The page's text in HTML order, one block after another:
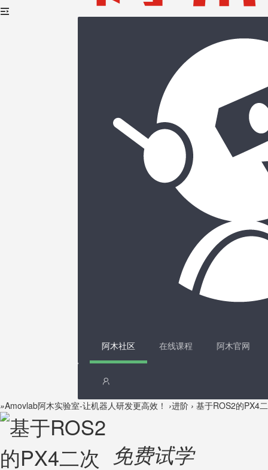
阿木社区 在线课程 阿木官网
»Amovlab阿木实验室-让机器人研发更高效！ ›进阶 › 基于ROS2的PX4
免费试学